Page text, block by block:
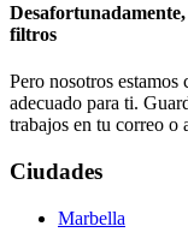
filtros
Pero nosotros
adecuado para ti.
trabajos en tu correo o
Ciudades
Marbella